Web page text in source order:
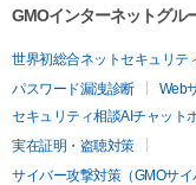
GMOインターネットグル
世界初総合ネットセキュリテ
パスワード漏洩診断
Web
セキュリティ相談AIチャット
実在証明・盗聴対策
サイバー攻撃対策（GMOサイ